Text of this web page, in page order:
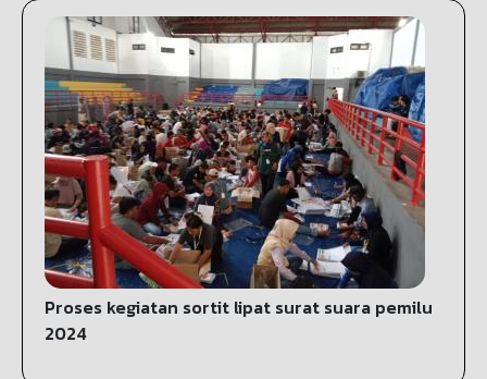
Proses kegiatan sortit lipat surat suara pemilu
2024